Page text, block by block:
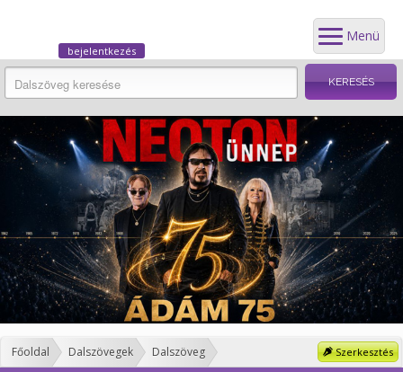
Menü
bejelentkezés
Szerkesztés
Főoldal Dalszövegek Dalszöveg